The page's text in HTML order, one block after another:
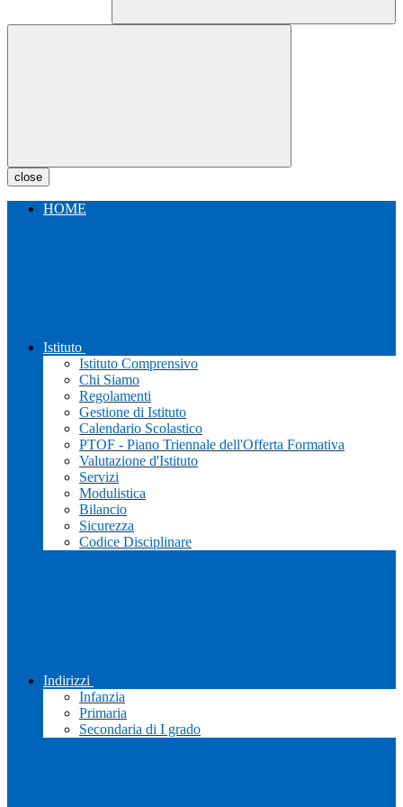
close
HOME
Istituto
Istituto Comprensivo
Chi Siamo
Regolamenti
Gestione di Istituto
Calendario Scolastico
PTOF - Piano Triennale dell'Offerta Formativa
Valutazione d'Istituto
Servizi
Modulistica
Bilancio
Sicurezza
Codice Disciplinare
Indirizzi
Infanzia
Primaria
Secondaria di I grado